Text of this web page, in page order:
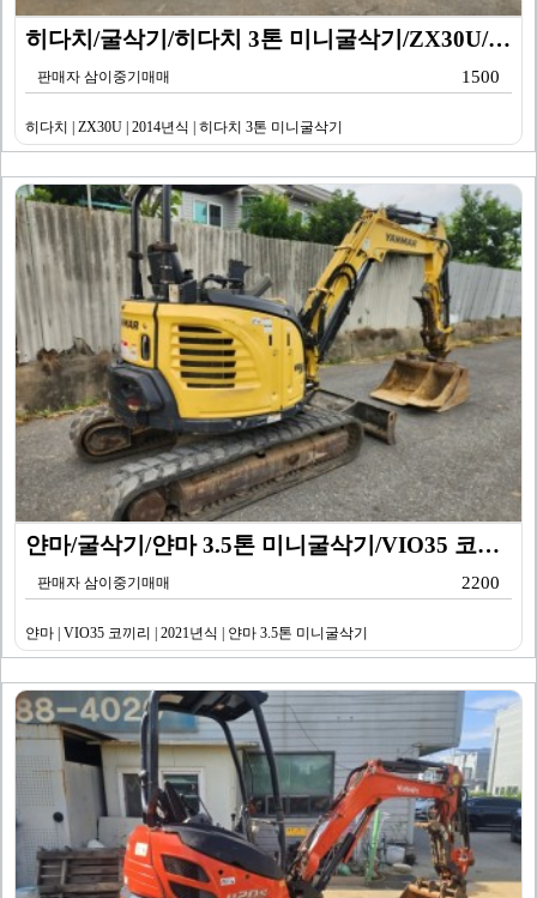
히다치/굴삭기/히다치 3톤 미니굴삭기/ZX30U/201…
판매자 삼이중기매매 1500
히다치 | ZX30U | 2014년식 | 히다치 3톤 미니굴삭기
얀마/굴삭기/얀마 3.5톤 미니굴삭기/VIO35 코끼리…
판매자 삼이중기매매 2200
얀마 | VIO35 코끼리 | 2021년식 | 얀마 3.5톤 미니굴삭기